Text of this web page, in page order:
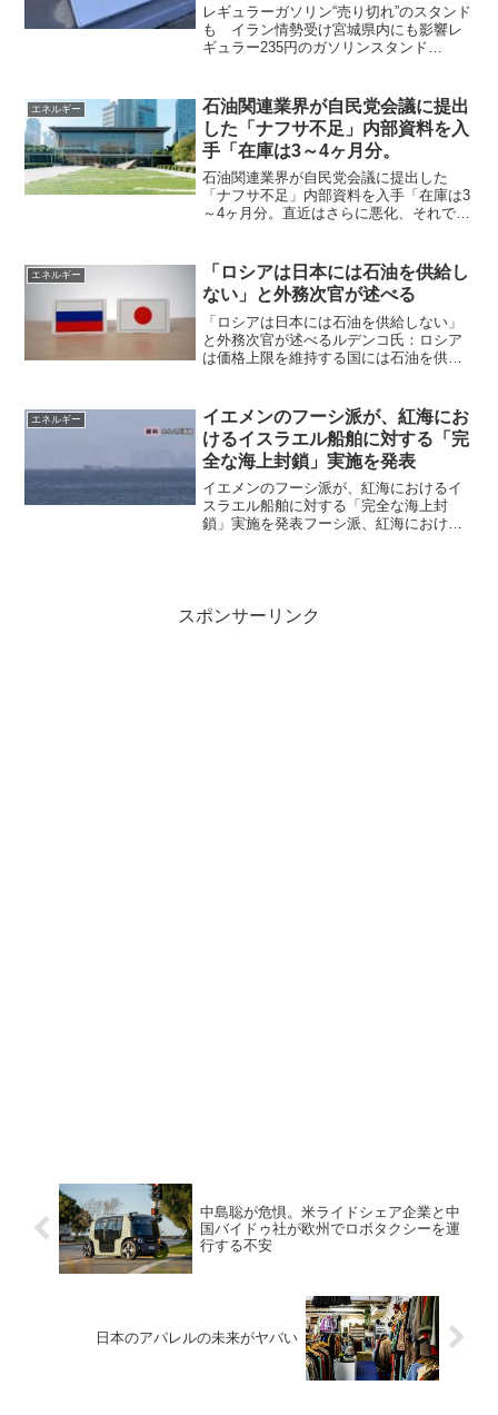
レギュラーガソリン“売り切れ”のスタンド
も イラン情勢受け宮城県内にも影響レ
ギュラー235円のガソリンスタンド
売り切れているスタンドも出ています。
石油情報センターにより...
エネルギー
石油関連業界が自民党会議に提出
した「ナフサ不足」内部資料を入
手「在庫は3～4ヶ月分。
石油関連業界が自民党会議に提出した
「ナフサ不足」内部資料を入手「在庫は3
～4ヶ月分。直近はさらに悪化、それでも
文ありがとうございました。恐れ入りま
すが、◯◯（商品名）に...
エネルギー
「ロシアは日本には石油を供給し
ない」と外務次官が述べる
「ロシアは日本には石油を供給しない」
と外務次官が述べるルデンコ氏：ロシア
は価格上限を維持する国には石油を供給
イ・ルデンコ外務次官がイズベスチヤ紙
のインタビューでこのように...
エネルギー
イエメンのフーシ派が、紅海にお
けるイスラエル船舶に対する「完
全な海上封鎖」実施を発表
イエメンのフーシ派が、紅海におけるイ
スラエル船舶に対する「完全な海上封
鎖」実施を発表フーシ派、紅海における
スポンサーリンク
中島聡が危惧。米ライドシェア企業と中
国バイドゥ社が欧州でロボタクシーを運
行する不安
日本のアパレルの未来がヤバい